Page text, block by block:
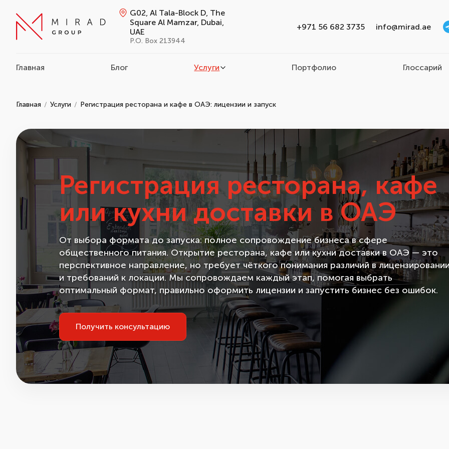
G02, Al Tala-Block D, The
Square Al Mamzar, Dubai,
UAE
P.O. Box 213944
+971 56 682 3735 info@mirad.ae
Главная Блог Услуги Портфолио Глоссарий
Главная Услуги Регистрация ресторана и кафе в ОАЭ: лицензии и запуск
Регистрация ресторана, кафе
или кухни доставки в ОАЭ
От выбора формата до запуска: полное сопровождение бизнеса в сфере
общественного питания. Открытие ресторана, кафе или кухни доставки в ОАЭ — это
перспективное направление, но требует чёткого понимания различий в
и требований к локации. Мы сопровождаем каждый этап, помогая выбрать
оптимальный формат, правильно оформить лицензии и запустить бизнес без ошибок.
Получить консультацию